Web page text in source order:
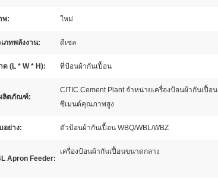
พ: ใหม่
เภทพลังงาน: ดีเซล
ด (L * W * H): ที่ป้อนผ้ากันเปื้อน
ลิตภัณฑ์:
CITIC Cement Plant จำหน่ายเครื่องป้อนผ้ากันเปื้อน
ซีเมนต์คุณภาพสูง
อย่าง: ตัวป้อนผ้ากันเปื้อน WBQ/WBL/WBZ
Apron Feeder:
เครื่องป้อนผ้ากันเปื้อนขนาดกลาง